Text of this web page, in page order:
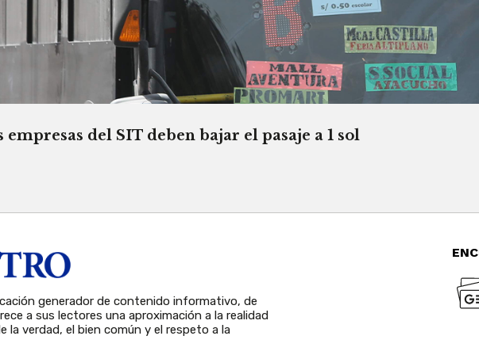
empresas del SIT deben bajar el pasaje a 1 sol
generador de contenido informativo, de
a sus lectores una aproximación a la realidad
la verdad, el bien común y el respeto a la